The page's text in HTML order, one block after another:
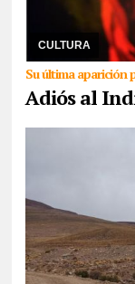
CULTURA
Su última aparición
Adiós al
El
Leloir. El
no emitió un
15/05/2026 Se